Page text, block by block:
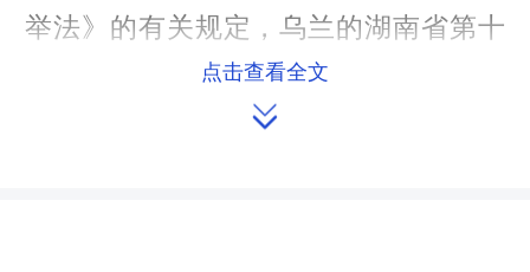
举法》的有关规定，乌兰的湖南省第十
四届人民代表大会常务委员会副主任职
点击查看全文
